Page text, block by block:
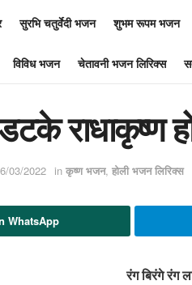
सुरभि चतुर्वेदी भजन शुभम रूपम भजन
विविध भजन चेतावनी भजन लिरिक्स
राधाकृष्ण
03/2022 in कृष्ण भजन, होली भजन लिरिक्स
WhatsApp
रंग बिरंगे रंग